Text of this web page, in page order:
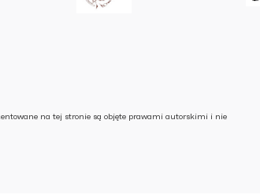
na tej stronie są objęte prawami autorskimi i nie